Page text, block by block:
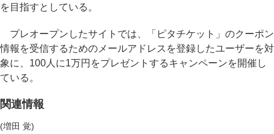
を目指すとしている。
プレオープンしたサイトでは、「ピタチケット」のクーポン
情報を受信するためのメールアドレスを登録したユーザーを対
象に、100人に1万円をプレゼントするキャンペーンを開催し
ている。
関連情報
(増田 覚)